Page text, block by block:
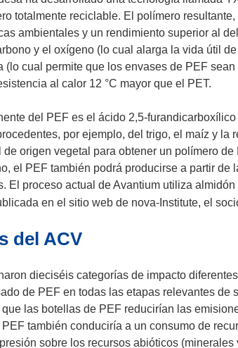
totalmente reciclable. El polímero
ambientales y un rendimiento superior al
y el oxígeno (lo cual alarga la vida útil
(lo cual permite que los envases de PEF
al calor 12 °C mayor que el PET.
del PEF es el ácido 2,5-
por ejemplo, del trigo, el maíz y la
origen vegetal para obtener un polímero
el PEF también podrá producirse a partir de
El proceso actual de Avantium utiliza
en el sitio web de nova-Institute, el
del ACV
dieciséis categorías de impacto
de PEF en todas las etapas relevantes de
las botellas de PEF reducirían las
también conduciría a un consumo de
sobre los recursos abióticos